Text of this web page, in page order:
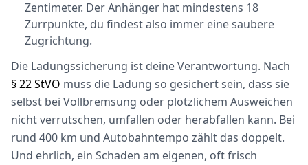
Zentimeter. Der Anhänger hat mindestens 18
Zurrpunkte, du findest also immer eine saubere
Zugrichtung.
Die Ladungssicherung ist deine Verantwortung. Nach
§ 22 StVO muss die Ladung so gesichert sein, dass sie
selbst bei Vollbremsung oder plötzlichem Ausweichen
nicht verrutschen, umfallen oder herabfallen kann. Bei
rund 400 km und Autobahntempo zählt das doppelt.
Und ehrlich, ein Schaden am eigenen, oft frisch